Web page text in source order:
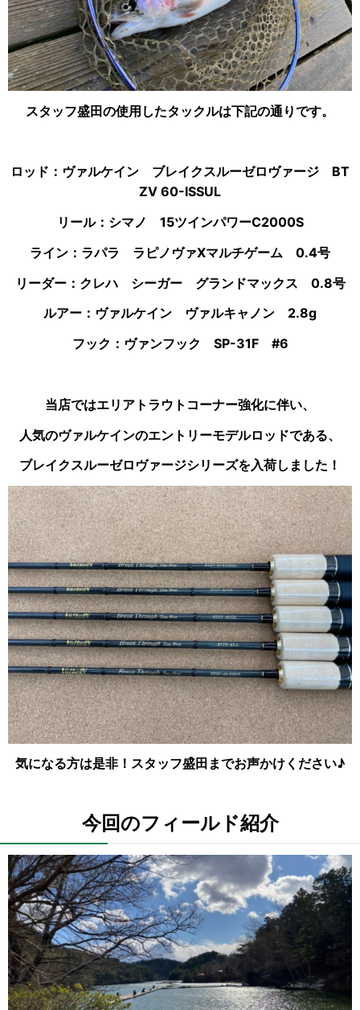
スタッフ盛田の使用したタックルは下記の通りです。
ロッド：ヴァルケイン ブレイクスルーゼロヴァージ BT
ZV 60-ISSUL
リール：シマノ 15ツインパワーC2000S
ライン：ラパラ ラピノヴァXマルチゲーム 0.4号
リーダー：クレハ シーガー グランドマックス 0.8号
ルアー：ヴァルケイン ヴァルキャノン 2.8g
フック：ヴァンフック SP-31F #6
当店ではエリアトラウトコーナー強化に伴い、
人気のヴァルケインのエントリーモデルロッドである、
ブレイクスルーゼロヴァージシリーズを入荷しました！
気になる方は是非！スタッフ盛田までお声かけください♪
今回のフィールド紹介